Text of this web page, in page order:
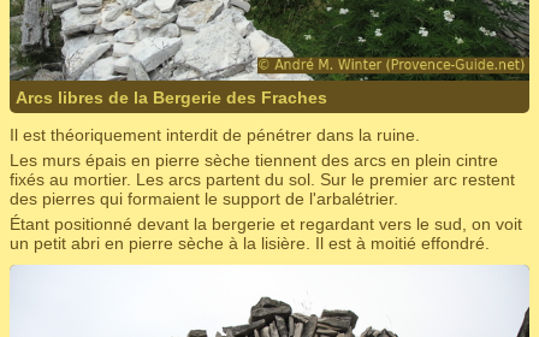
Arcs libres de la Bergerie des Fraches
Il est théoriquement interdit de pénétrer dans la ruine.
Les murs épais en pierre sèche tiennent des arcs en plein cintre
fixés au mortier. Les arcs partent du sol. Sur le premier arc restent
des pierres qui formaient le support de l'arbalétrier.
Étant positionné devant la bergerie et regardant vers le sud, on voit
un petit abri en pierre sèche à la lisière. Il est à moitié effondré.